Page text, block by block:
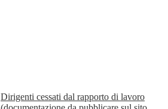
Dirigenti cessati dal rapporto di lavoro